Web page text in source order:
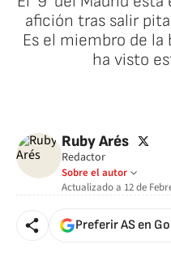
afición tras salir
Es el miembro de
ha visto
Ruby Arés twitter
Redactor
Sobre el autor
Actualizado a 12 de
Preferir AS en